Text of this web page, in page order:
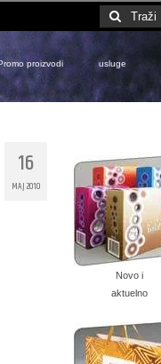
Search
for:
proizvodi usluge
16
MAJ 2010
Novo i
aktuelno